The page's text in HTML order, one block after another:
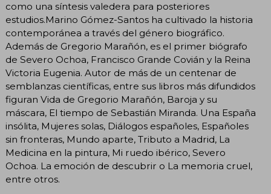
como una síntesis valedera para posteriores
estudios.Marino Gómez-Santos ha cultivado la historia
contemporánea a través del género biográfico.
Además de Gregorio Marañón, es el primer biógrafo
de Severo Ochoa, Francisco Grande Covián y la Reina
Victoria Eugenia. Autor de más de un centenar de
semblanzas científicas, entre sus libros más difundidos
figuran Vida de Gregorio Marañón, Baroja y su
máscara, El tiempo de Sebastián Miranda. Una España
insólita, Mujeres solas, Diálogos españoles, Españoles
sin fronteras, Mundo aparte, Tributo a Madrid, La
Medicina en la pintura, Mi ruedo ibérico, Severo
Ochoa. La emoción de descubrir o La memoria cruel,
entre otros.